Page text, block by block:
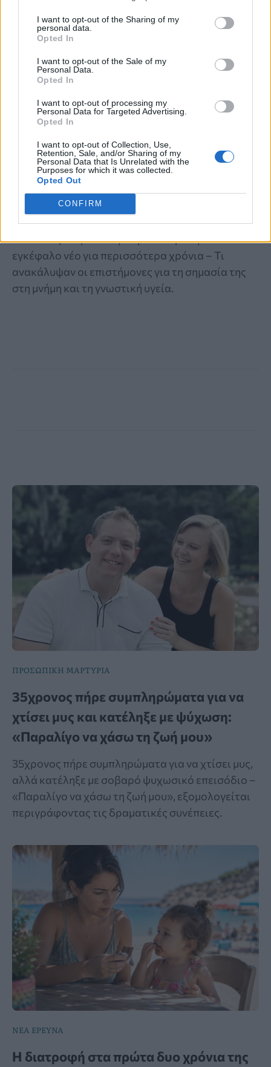
I want to opt-out of the Sharing of my
personal data.
Opted In
I want to opt-out of the Sale of my
Personal Data.
Opted In
I want to opt-out of processing my
Personal Data for Targeted Advertising.
Opted In
I want to opt-out of Collection, Use,
Retention, Sale, and/or Sharing of my
Personal Data that Is Unrelated with the
Purposes for which it was collected.
Opted Out
CONFIRM
ΠΟΙΑ ΕΙΝΑΙ;
Η Νο1 δεξιότητα που διατηρεί τον
εγκέφαλο νέο για περισσότερα χρόνια –
Τι ανακάλυψαν οι επιστήμονες
Η Νο1 δεξιότητα που μπορεί να κρατήσει τον
εγκέφαλο νέο για περισσότερα χρόνια – Τι
ανακάλυψαν οι επιστήμονες για τη σημασία της
στη μνήμη και τη γνωστική υγεία.
ΠΡΟΣΩΠΙΚΗ ΜΑΡΤΥΡΙΑ
35χρονος πήρε συμπληρώματα για να
χτίσει μυς και κατέληξε με ψύχωση:
«Παραλίγο να χάσω τη ζωή μου»
35χρονος πήρε συμπληρώματα για να χτίσει μυς,
αλλά κατέληξε με σοβαρό ψυχωσικό επεισόδιο –
«Παραλίγο να χάσω τη ζωή μου», εξομολογείται
περιγράφοντας τις δραματικές συνέπειες.
ΝΕΑ ΕΡΕΥΝΑ
Η διατροφή στα πρώτα δυο χρόνια της